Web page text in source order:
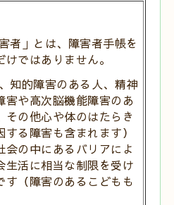
者」とは、障害者手帳を
けではありません。
知的障害のある人、精神
害や高次脳機能障害のあ
その他心や体のはたらき
る障害も含まれます）
会の中にあるバリアによ
生活に相当な制限を受け
す（障害のあるこども も